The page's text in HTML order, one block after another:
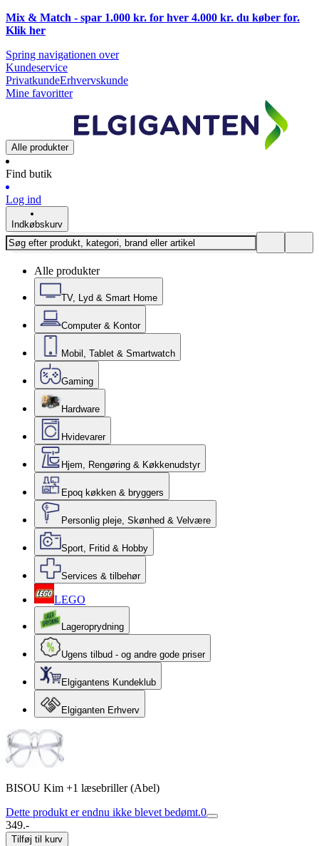
Mix & Match - spar 1.000 kr. for hver 4.000 kr. du køber for.
Klik her
Spring navigationen over
Kundeservice
PrivatkundeErhvervskunde
Mine favoritter
Alle produkter
Find butik
Log ind
Indkøbskurv
Alle produkter
TV, Lyd & Smart Home
Computer & Kontor
Mobil, Tablet & Smartwatch
Gaming
Hardware
Hvidevarer
Hjem, Rengøring & Køkkenudstyr
Epoq køkken & bryggers
Personlig pleje, Skønhed & Velvære
Sport, Fritid & Hobby
Services & tilbehør
LEGO
Lageroprydning
Ugens tilbud - og andre gode priser
Elgigantens Kundeklub
Elgiganten Erhverv
BISOU Kim +1 læsebriller (Abel)
Dette produkt er endnu ikke blevet bedømt.0
349.-
Tilføj til kurv